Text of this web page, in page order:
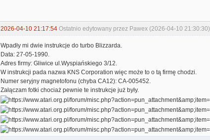
2026-04-10 21:17:54 Ostatnio edytowany przez Pawex (2026-04-10 21:30:30)
Wpadły mi dwie instrukcje do turbo Blizzarda.
Data: 27-05-1990.
Adres firmy: Gliwice ul.Wyspiańskiego 3/12.
W instrukcji pada nazwa KNS Corporation więc może to o tą firmę chodzi.
Numer seryjny magnetofonu (chyba CA12): CA-005452.
Załączam fotki chociaż pewnie te instrukcje już były.